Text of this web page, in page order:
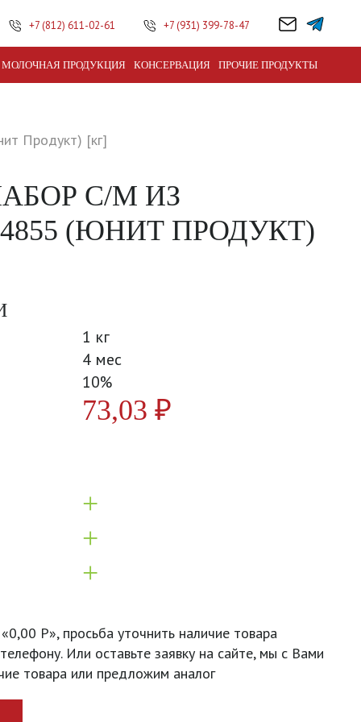
+7 (812) 611-02-61 +7 (931) 399-78-47
МОЛОЧНАЯ ПРОДУКЦИЯ КОНСЕРВАЦИЯ ПРОЧИЕ ПРОДУКТЫ
Продукт) [кг]
С/М ИЗ
(ЮНИТ ПРОДУКТ)
1 кг
4 мес
10%
73,03 ₽
+
+
+
Р», просьба уточнить наличие товара
Или оставьте заявку на сайте, мы с Вами
товара или предложим аналог